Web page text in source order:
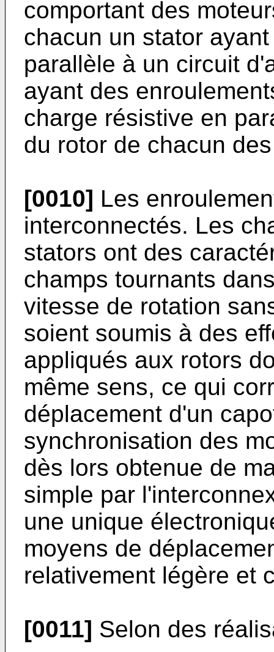
comportant des
chacun un stator
parallèle à un circuit
ayant des
charge résistive en
du rotor de chacun
[0010] Les
interconnectés. Les
stators ont des
champs tournants
vitesse de rotation
soient soumis à des
appliqués aux rotors
même sens, ce qui
déplacement d'un
synchronisation des
dès lors obtenue de
simple par
une unique
moyens de
relativement légère et
[0011] Selon des